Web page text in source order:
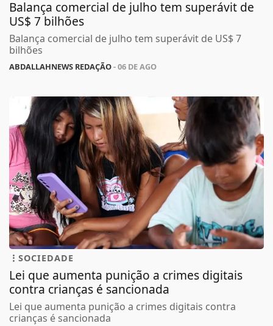
Balança comercial de julho tem superávit de
US$ 7 bilhões
Balança comercial de julho tem superávit de US$ 7
bilhões
ABDALLAHNEWS REDAÇÃO- 06 DE AGO
SOCIEDADE
Lei que aumenta punição a crimes digitais
contra crianças é sancionada
Lei que aumenta punição a crimes digitais contra
crianças é sancionada